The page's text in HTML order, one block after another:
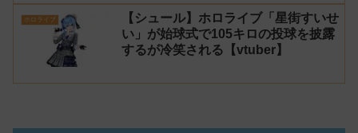
ホロライブ
【シュール】ホロライブ「星街すいせ
い」が始球式で105キロの投球を披露
するが冷笑される【vtuber】